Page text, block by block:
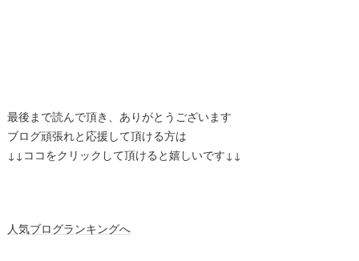
最後まで読んで頂き、ありがとうございます
ブログ頑張れと応援して頂ける方は
↓↓ココをクリックして頂けると嬉しいです↓↓
人気ブログランキングへ